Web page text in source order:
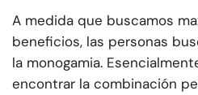
A medida que buscamos
beneficios, las personas
la monogamia.
encontrar la combinación